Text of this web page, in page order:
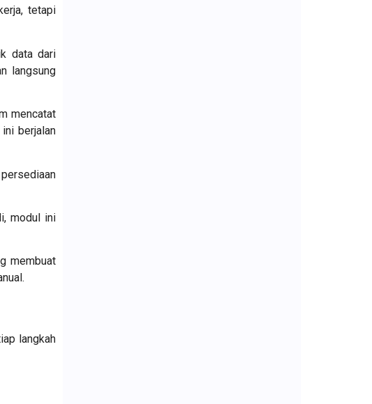
tetapi
data dari
langsung
mencatat
berjalan
modul ini
membuat
langkah